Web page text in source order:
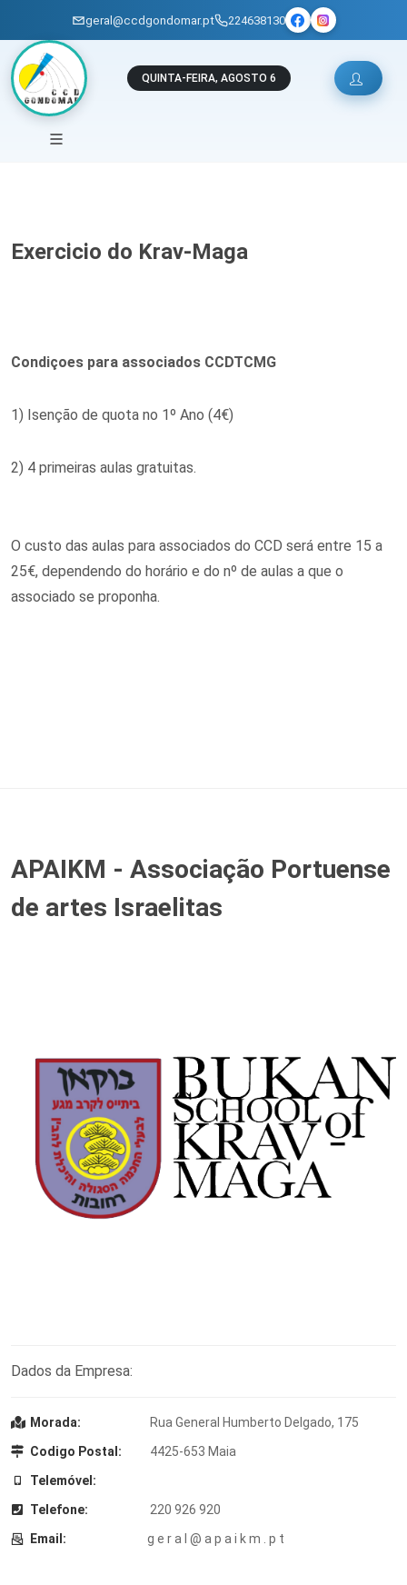
geral@ccdgondomar.pt 224638130
QUINTA-FEIRA, AGOSTO 6
Exercicio do Krav-Maga
Condiçoes para associados CCDTCMG
1) Isenção de quota no 1º Ano (4€)
2) 4 primeiras aulas gratuitas.
O custo das aulas para associados do CCD será entre 15 a
25€, dependendo do horário e do nº de aulas a que o
associado se proponha.
APAIKM - Associação Portuense
de artes Israelitas
Dados da Empresa:
Morada:
Rua General Humberto Delgado, 175
Codigo Postal:
4425-653 Maia
Telemóvel:
Telefone:
220 926 920
Email:
g e r a l @ a p a i k m . p t